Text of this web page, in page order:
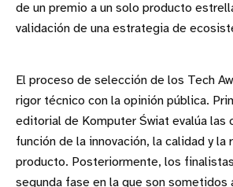
de un premio a un solo producto
validación de una estrategia de
El proceso de selección de los Tech
rigor técnico con la opinión pública.
editorial de Komputer Świat evalúa las
función de la innovación, la calidad y la
producto. Posteriormente, los
segunda fase en la que son sometidos